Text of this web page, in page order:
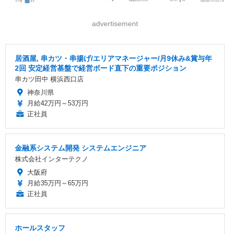
advertisement
居酒屋, 串カツ・串揚げ/エリアマネージャー/月9休み&賞与年
2回 安定経営基盤で経営ボード直下の重要ポジション
串カツ田中 横浜西口店
神奈川県
月給42万円～53万円
正社員
金融系システム開発 システムエンジニア
株式会社インターテクノ
大阪府
月給35万円～65万円
正社員
ホールスタッフ